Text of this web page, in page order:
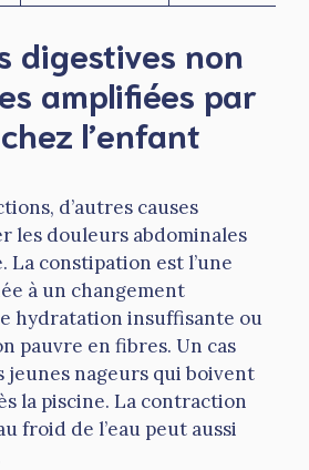
digestives non
amplifiées par
l’enfant
d’autres causes
les douleurs abdominales
La constipation est l’une
à un changement
hydratation insuffisante ou
pauvre en fibres. Un cas
jeunes nageurs qui boivent
la piscine. La contraction
froid de l’eau peut aussi